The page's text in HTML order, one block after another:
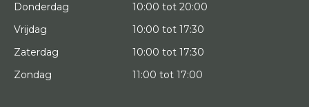
Donderdag
10:00 tot 20:00
Vrijdag
10:00 tot 17:30
Zaterdag
10:00 tot 17:30
Zondag
11:00 tot 17:00